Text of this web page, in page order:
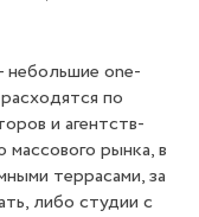
небольшие one-
по
и агентств-
рынка, в
террасами, за
либо студии с